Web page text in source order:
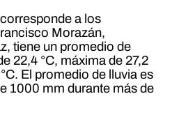
a los
Morazán,
tiene un promedio de
22,4 °C, máxima de 27,2
El promedio de lluvia es
1000 mm durante más de